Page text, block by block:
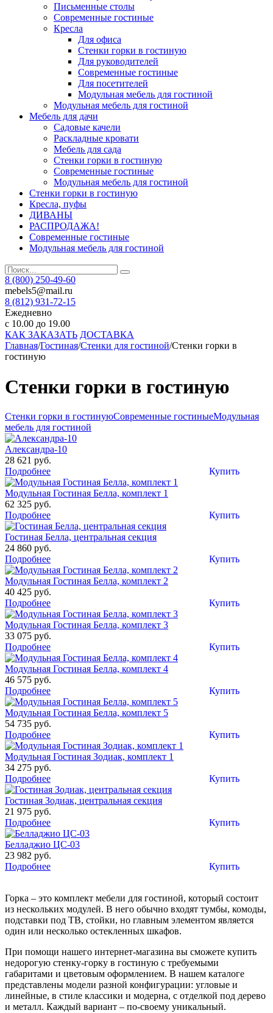
Письменные столы
Современные гостиные
Кресла
Для офиса
Стенки горки в гостиную
Для руководителей
Современные гостиные
Для посетителей
Модульная мебель для гостиной
Модульная мебель для гостиной
Мебель для дачи
Садовые качели
Раскладные кровати
Мебель для сада
Стенки горки в гостиную
Современные гостиные
Модульная мебель для гостиной
Стенки горки в гостиную
Кресла, пуфы
ДИВАНЫ
РАСПРОДАЖА!
Современные гостиные
Модульная мебель для гостиной
8 (800) 250-49-60
mebels5@mail.ru
8 (812) 931-72-15
Ежедневно
с 10.00 до 19.00
КАК ЗАКАЗАТЬ ДОСТАВКА
Главная/Гостиная/Стенки для гостиной/Стенки горки в
гостиную
Стенки горки в гостиную
Стенки горки в гостинуюСовременные гостиныеМодульная
мебель для гостиной
Александра-10
28 621 руб.
Купить
Подробнее
Модульная Гостиная Белла, комплект 1
62 325 руб.
Купить
Подробнее
Гостиная Белла, центральная секция
24 860 руб.
Купить
Подробнее
Модульная Гостиная Белла, комплект 2
40 425 руб.
Купить
Подробнее
Модульная Гостиная Белла, комплект 3
33 075 руб.
Купить
Подробнее
Модульная Гостиная Белла, комплект 4
46 575 руб.
Купить
Подробнее
Модульная Гостиная Белла, комплект 5
54 735 руб.
Купить
Подробнее
Модульная Гостиная Зодиак, комплект 1
34 275 руб.
Купить
Подробнее
Гостиная Зодиак, центральная секция
21 975 руб.
Купить
Подробнее
Белладжио ЦС-03
23 982 руб.
Купить
Подробнее
Горка – это комплект мебели для гостиной, который состоит
из нескольких модулей. В него обычно входят тумбы, комоды,
подставки под ТВ, стойки, но главным элементом является
один или несколько остекленных шкафов.
При помощи нашего интернет-магазина вы сможете купить
недорогую стенку-горку в гостиную с требуемыми
габаритами и цветовым оформлением. В нашем каталоге
представлены модели разной конфигурации: угловые и
линейные, в стиле классики и модерна, с отделкой под дерево
и металл. Каждый вариант – по-своему уникальный.